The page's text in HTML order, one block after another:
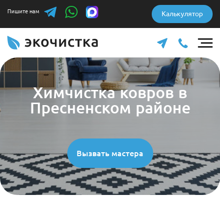
Пишите нам Калькулятор
Химчистка ковров в
Пресненском районе
Вызвать мастера